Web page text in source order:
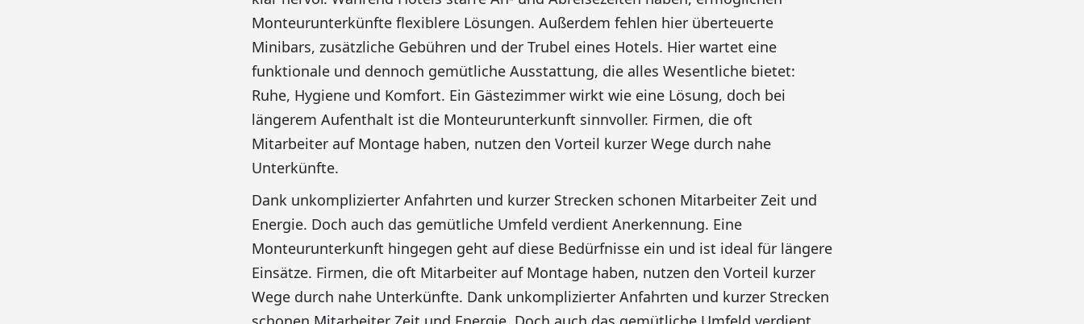
Monteurunterkünfte flexiblere Lösungen. Außerdem fehlen hier überteuerte
Minibars, zusätzliche Gebühren und der Trubel eines Hotels. Hier wartet eine
funktionale und dennoch gemütliche Ausstattung, die alles Wesentliche bietet:
Ruhe, Hygiene und Komfort. Ein Gästezimmer wirkt wie eine Lösung, doch bei
längerem Aufenthalt ist die Monteurunterkunft sinnvoller. Firmen, die oft
Mitarbeiter auf Montage haben, nutzen den Vorteil kurzer Wege durch nahe
Unterkünfte.
Dank unkomplizierter Anfahrten und kurzer Strecken schonen Mitarbeiter Zeit und
Energie. Doch auch das gemütliche Umfeld verdient Anerkennung. Eine
Monteurunterkunft hingegen geht auf diese Bedürfnisse ein und ist ideal für längere
Einsätze. Firmen, die oft Mitarbeiter auf Montage haben, nutzen den Vorteil kurzer
Wege durch nahe Unterkünfte. Dank unkomplizierter Anfahrten und kurzer Strecken